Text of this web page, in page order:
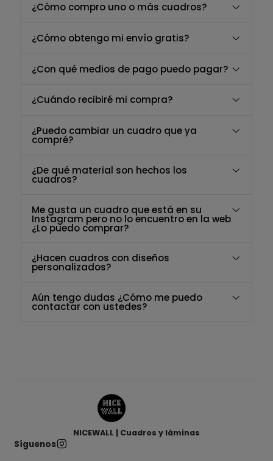
¿Cómo compro uno o más cuadros?
¿Cómo obtengo mi envío gratis?
¿Con qué medios de pago puedo pagar?
¿Cuándo recibiré mi compra?
¿Puedo cambiar un cuadro que ya
compré?
¿De qué material son hechos los
cuadros?
Me gusta un cuadro que está en su
Instagram pero no lo encuentro en la web
¿Lo puedo comprar?
¿Hacen cuadros con diseños
personalizados?
Aún tengo dudas ¿Cómo me puedo
contactar con ustedes?
NICEWALL | Cuadros y láminas
Síguenos